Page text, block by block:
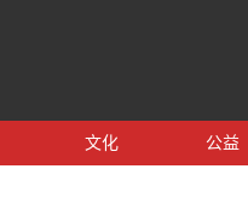
文化 公益